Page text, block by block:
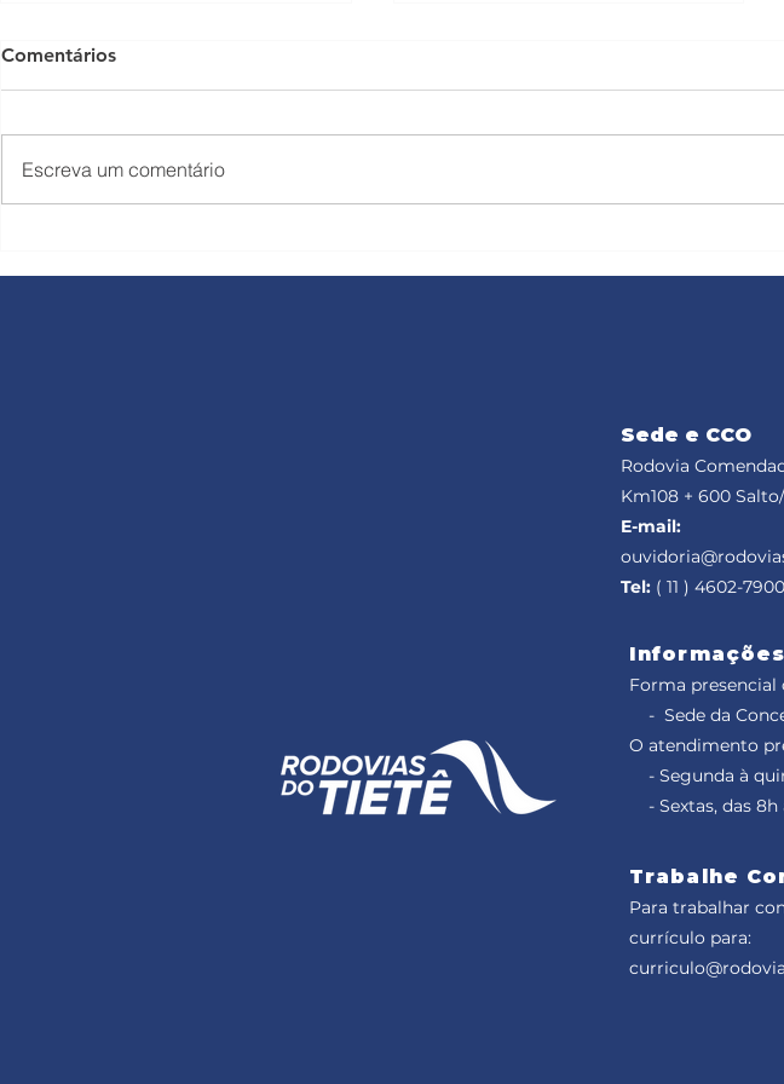
reajuste nas tarifas a partir
Rondon recebe a passagem
Comentários
Escreva um comentário
Sede e CCO
Rodovia
Km108 + 600
E-mail:
Tel: ( 11 ) 4602-7900
Informações
Forma presencial
- Sede da
O atendimento
- Segunda à
- Sextas, das 8h
Trabalhe
Para trabalhar
currículo para: